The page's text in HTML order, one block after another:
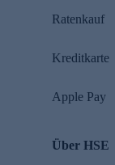
Ratenkauf
Kreditkarte
Apple Pay
Über HSE